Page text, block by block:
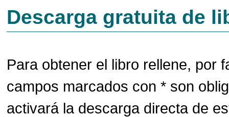
Descarga gratuita de
Para obtener el libro rellene, por
campos marcados con * son
activará la descarga directa de